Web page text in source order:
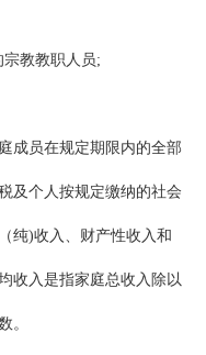
宗教教职人员;
成员在规定期限内的全部
及个人按规定缴纳的社会
纯)收入、财产性收入和
收入是指家庭总收入除以
。